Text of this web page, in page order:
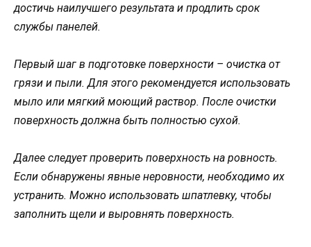
достичь наилучшего результата и продлить срок
службы панелей.
Первый шаг в подготовке поверхности – очистка от
грязи и пыли. Для этого рекомендуется использовать
мыло или мягкий моющий раствор. После очистки
поверхность должна быть полностью сухой.
Далее следует проверить поверхность на ровность.
Если обнаружены явные неровности, необходимо их
устранить. Можно использовать шпатлевку, чтобы
заполнить щели и выровнять поверхность.